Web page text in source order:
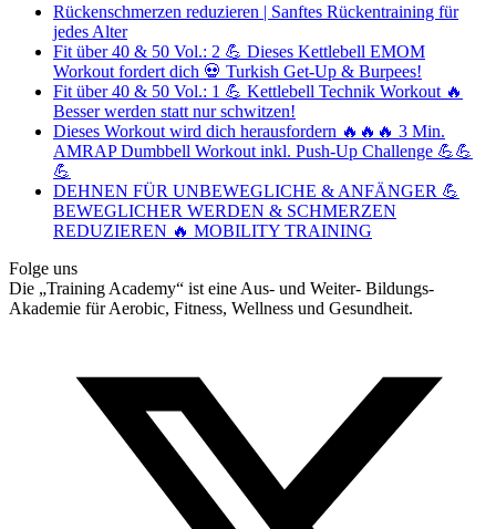
Rückenschmerzen reduzieren | Sanftes Rückentraining für
jedes Alter
Fit über 40 & 50 Vol.: 2 💪 Dieses Kettlebell EMOM
Workout fordert dich 💀 Turkish Get-Up & Burpees!
Fit über 40 & 50 Vol.: 1 💪 Kettlebell Technik Workout 🔥
Besser werden statt nur schwitzen!
Dieses Workout wird dich herausfordern 🔥🔥🔥 3 Min.
AMRAP Dumbbell Workout inkl. Push-Up Challenge 💪💪
💪
DEHNEN FÜR UNBEWEGLICHE & ANFÄNGER 💪
BEWEGLICHER WERDEN & SCHMERZEN
REDUZIEREN 🔥 MOBILITY TRAINING
Folge uns
Die „Training Academy“ ist eine Aus- und Weiter- Bildungs-
Akademie für Aerobic, Fitness, Wellness und Gesundheit.